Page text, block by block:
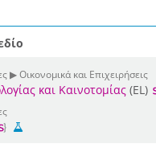
▶ Οικονομικά και Επιχειρήσεις
και Καινοτομίας (EL)